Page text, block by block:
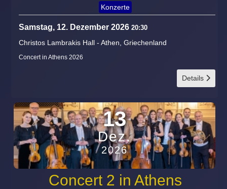
Konzerte
Samstag, 12. Dezember 2026 20:30
Christos Lambrakis Hall - Athen, Griechenland
Concert in Athens 2026
Details
13
Dez.
2026
Concert 2 in Athens